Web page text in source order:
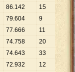
86.142 15
79.604 9 8
77.666 11
74.758 20 3
74.643 33
72.932 12